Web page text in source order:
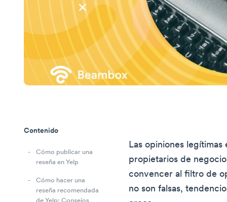
Contenido
Cómo publicar una
reseña en Yelp
Cómo hacer una
reseña recomendada
Las opiniones
propietarios de
convencer al filtro de
no son falsas,